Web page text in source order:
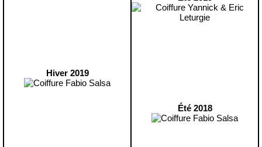
Hiver 2019
Été 2018